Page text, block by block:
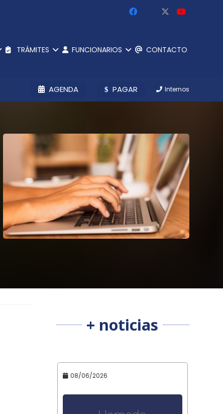
TRÁMITES FUNCIONARIOS CONTACTO
AGENDA PAGAR Internos
+ noticias
08/06/2026